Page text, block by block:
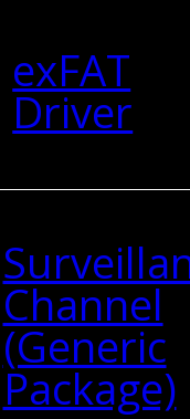
exFAT
Driver
Channel
(Generic
Package)